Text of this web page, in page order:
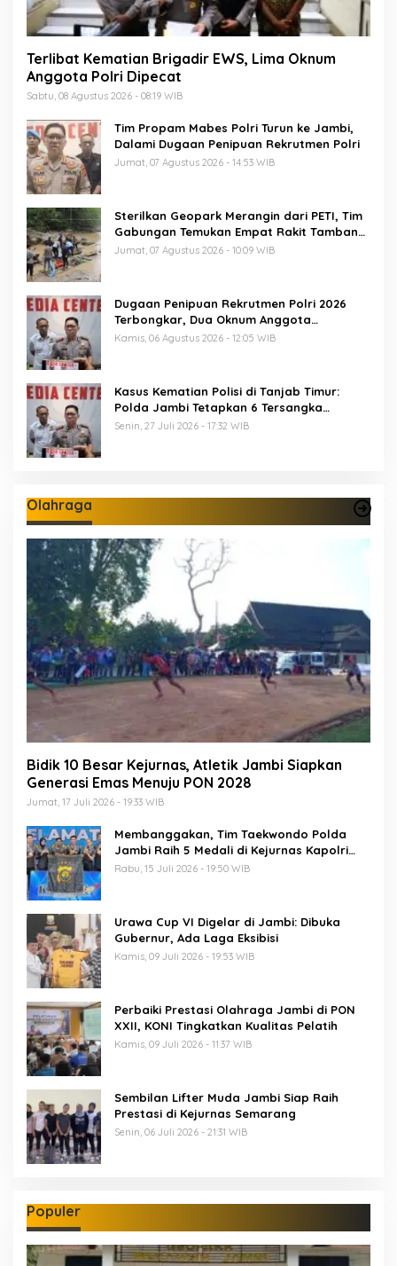
Terlibat Kematian Brigadir EWS, Lima Oknum
Anggota Polri Dipecat
Sabtu, 08 Agustus 2026 - 08:19 WIB
Tim Propam Mabes Polri Turun ke Jambi,
Dalami Dugaan Penipuan Rekrutmen Polri
Jumat, 07 Agustus 2026 - 14:53 WIB
Sterilkan Geopark Merangin dari PETI, Tim
Gabungan Temukan Empat Rakit Tambang
Ilegal
Jumat, 07 Agustus 2026 - 10:09 WIB
Dugaan Penipuan Rekrutmen Polri 2026
Terbongkar, Dua Oknum Anggota
Diamankan Propam Polda Jambi
Kamis, 06 Agustus 2026 - 12:05 WIB
Kasus Kematian Polisi di Tanjab Timur:
Polda Jambi Tetapkan 6 Tersangka
Termasuk 5 Anggota Polri
Senin, 27 Juli 2026 - 17:32 WIB
Olahraga
Bidik 10 Besar Kejurnas, Atletik Jambi Siapkan
Generasi Emas Menuju PON 2028
Jumat, 17 Juli 2026 - 19:33 WIB
Membanggakan, Tim Taekwondo Polda
Jambi Raih 5 Medali di Kejurnas Kapolri
Cup 7
Rabu, 15 Juli 2026 - 19:50 WIB
Urawa Cup VI Digelar di Jambi: Dibuka
Gubernur, Ada Laga Eksibisi
Kamis, 09 Juli 2026 - 19:53 WIB
Perbaiki Prestasi Olahraga Jambi di PON
XXII, KONI Tingkatkan Kualitas Pelatih
Kamis, 09 Juli 2026 - 11:37 WIB
Sembilan Lifter Muda Jambi Siap Raih
Prestasi di Kejurnas Semarang
Senin, 06 Juli 2026 - 21:31 WIB
Populer